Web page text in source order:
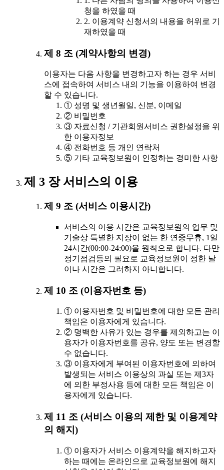
청을 하였을 때
2. 이용계약 신청서의 내용을 허위로 기
재하였을 때
제 8 조 (계약사항의 변경)
이용자는 다음 사항을 변경하고자 하는 경우 서비
스에 접속하여 서비스 내의 기능을 이용하여 변경
할 수 있습니다.
① 성명 및 생년월일, 신분, 이메일
② 비밀번호
③ 자료신청 / 기관회원서비스 권한설정을 위
한 이용자정보
④ 전화번호 등 개인 연락처
⑤ 기타 교육정보원이 인정하는 경미한 사항
제 3 장 서비스의 이용
제 9 조 (서비스 이용시간)
서비스의 이용 시간은 교육정보원의 업무 및
기술상 특별한 지장이 없는 한 연중무휴, 1일
24시간(00:00-24:00)을 원칙으로 합니다. 다만
정기점검등의 필요로 교육정보원이 정한 날
이나 시간은 그러하지 아니합니다.
제 10 조 (이용자번호 등)
① 이용자번호 및 비밀번호에 대한 모든 관리
책임은 이용자에게 있습니다.
② 명백한 사유가 있는 경우를 제외하고는 이
용자가 이용자번호를 공유, 양도 또는 변경할
수 없습니다.
③ 이용자에게 부여된 이용자번호에 의하여
발생되는 서비스 이용상의 과실 또는 제3자
에 의한 부정사용 등에 대한 모든 책임은 이
용자에게 있습니다.
제 11 조 (서비스 이용의 제한 및 이용계약
의 해지)
① 이용자가 서비스 이용계약을 해지하고자
하는 때에는 온라인으로 교육정보원에 해지